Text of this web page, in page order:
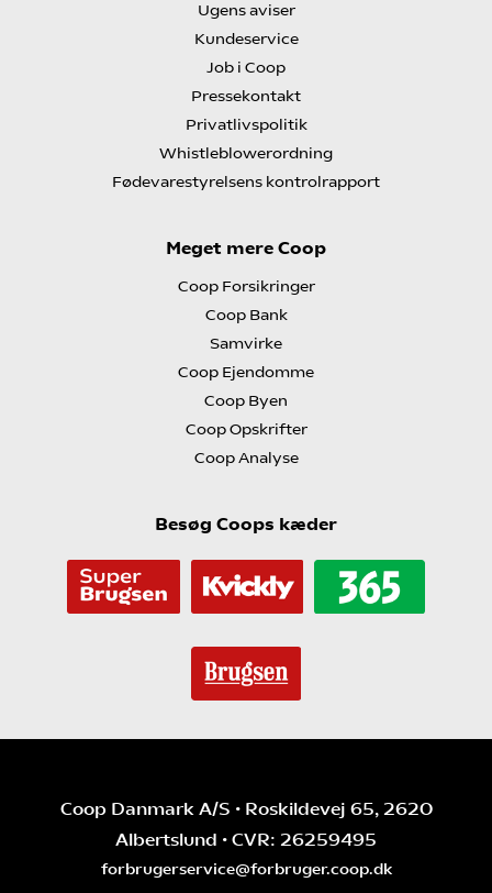
Ugens aviser
Kundeservice
Job i Coop
Pressekontakt
Privatlivspolitik
Whistleblowerordning
Fødevarestyrelsens kontrolrapport
Meget mere Coop
Coop Forsikringer
Coop Bank
Samvirke
Coop Ejendomme
Coop Byen
Coop Opskrifter
Coop Analyse
Besøg Coops kæder
Coop Danmark A/S • Roskildevej 65, 2620
Albertslund • CVR: 26259495
forbrugerservice@forbruger.coop.dk